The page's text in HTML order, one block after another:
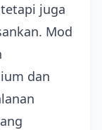
juga
Mod
dan